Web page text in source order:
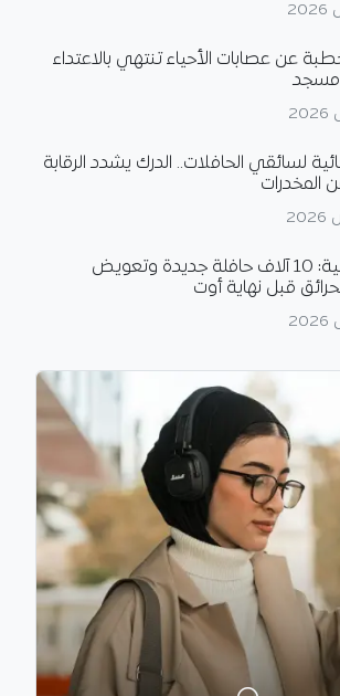
عن عصابات الأحياء تنتهي بالاعتداء
مسجد
لسائقي الحافلات.. الدرك يشدد الرقابة
وزارة الداخلية: 10 آلاف حافلة جديدة وتعويض
قبل نهاية أوت